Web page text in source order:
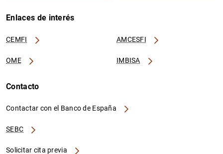
Enlaces de interés
CEMFI AMCESFI
OME IMBISA
Contacto
Contactar con el Banco de España
SEBC
Solicitar cita previa